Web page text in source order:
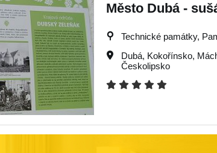
Město Dubá -
Technické památky,
Dubá, Kokořínsko,
Českolipsko